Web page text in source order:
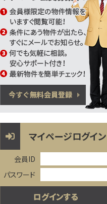
マイページログイン
会員ID
パスワード